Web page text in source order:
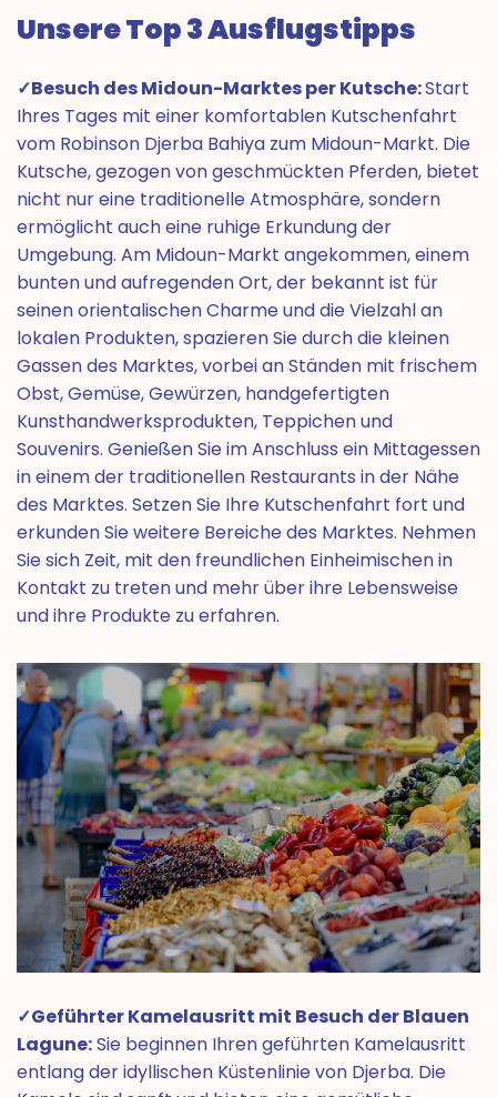
Unsere Top 3 Ausflugstipps
✓Besuch des Midoun-Marktes per Kutsche:Start
Ihres Tages mit einer komfortablen Kutschenfahrt
vom Robinson Djerba Bahiya zum Midoun-Markt. Die
Kutsche, gezogen von geschmückten Pferden, bietet
nicht nur eine traditionelle Atmosphäre, sondern
ermöglicht auch eine ruhige Erkundung der
Umgebung. Am Midoun-Markt angekommen, einem
bunten und aufregenden Ort, der bekannt ist für
seinen orientalischen Charme und die Vielzahl an
lokalen Produkten, spazieren Sie durch die kleinen
Gassen des Marktes, vorbei an Ständen mit frischem
Obst, Gemüse, Gewürzen, handgefertigten
Kunsthandwerksprodukten, Teppichen und
Souvenirs. Genießen Sie im Anschluss ein Mittagessen
in einem der traditionellen Restaurants in der Nähe
des Marktes. Setzen Sie Ihre Kutschenfahrt fort und
erkunden Sie weitere Bereiche des Marktes. Nehmen
Sie sich Zeit, mit den freundlichen Einheimischen in
Kontakt zu treten und mehr über ihre Lebensweise
und ihre Produkte zu erfahren.
✓Geführter Kamelausritt mit Besuch der Blauen
Lagune:Sie beginnen Ihren geführten Kamelausritt
entlang der idyllischen Küstenlinie von Djerba. Die